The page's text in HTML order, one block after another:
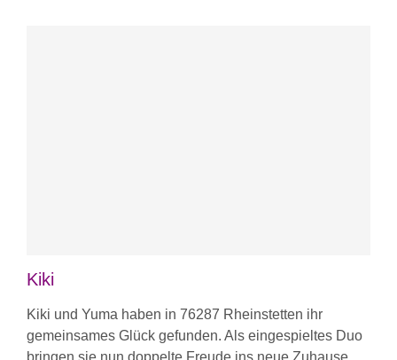
Kiki
Kiki und Yuma haben in 76287 Rheinstetten ihr
gemeinsames Glück gefunden. Als eingespieltes Duo
bringen sie nun doppelte Freude ins neue Zuhause.